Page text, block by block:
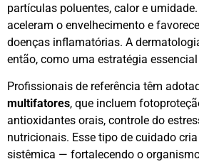
partículas poluentes, calor e
aceleram o envelhecimento e
doenças inflamatórias. A
então, como uma estratégia
Profissionais de referência têm
multifatores, que incluem
antioxidantes orais, controle do
nutricionais. Esse tipo de cuidado
sistêmica — fortalecendo o